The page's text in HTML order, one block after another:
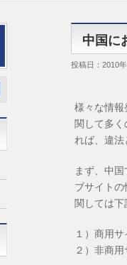
中国に
投稿日：2010
様々な情報
関して多
れば、違法
まず、中
ブサイト
関しては下
１）商用サ
２）非商用